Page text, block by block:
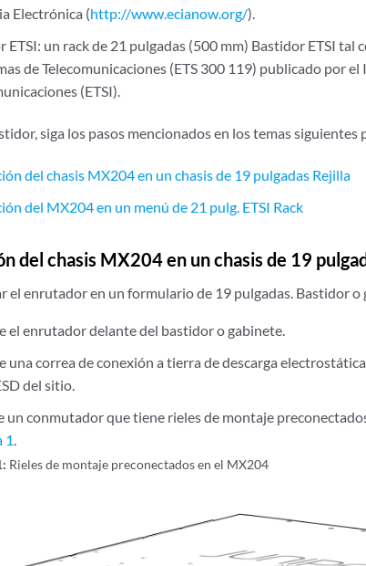
Electrónica (http://www.ecianow.org/).
ETSI: un rack de 21 pulgadas (500 mm) Bastidor ETSI
de Telecomunicaciones (ETS 300 119) publicado por
(ETSI).
siga los pasos mencionados en los temas
del chasis MX204 en un chasis de 19 pulgadas Rejilla
del MX204 en un menú de 21 pulg. ETSI Rack
del chasis MX204 en un chasis de 19
el enrutador en un formulario de 19 pulgadas. Bastidor o
el enrutador delante del bastidor o gabinete.
una correa de conexión a tierra de descarga
del sitio.
un conmutador que tiene rieles de montaje
1
Rieles de montaje preconectados en el MX204